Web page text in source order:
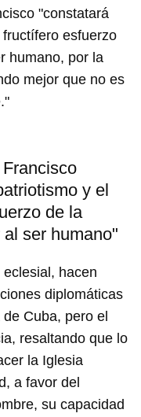
"constatará
esfuerzo
humano, por la
mejor que no es
y el
de la
ser humano"
hacen
diplomáticas
Cuba, pero el
resaltando que lo
la Iglesia
a favor del
su capacidad